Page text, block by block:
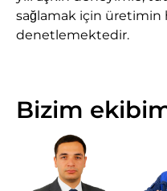
sağlamak için üretimin
denetlemektedir.
Bizim